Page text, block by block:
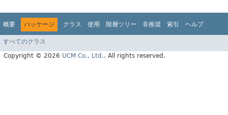
概要 パッケージ クラス 使用 階層ツリー 非推奨 索引 ヘルプ
すべてのクラス
Copyright © 2026 UCM Co., Ltd.. All rights reserved.